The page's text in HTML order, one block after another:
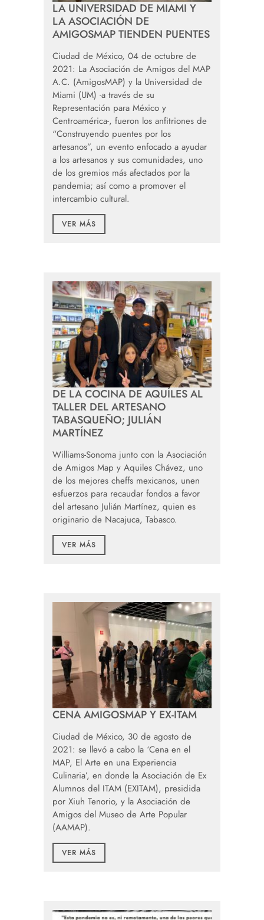
LA UNIVERSIDAD DE MIAMI Y
LA ASOCIACIÓN DE
AMIGOSMAP TIENDEN PUENTES
Ciudad de México, 04 de octubre de
2021: La Asociación de Amigos del MAP
A.C. (AmigosMAP) y la Universidad de
Miami (UM) -a través de su
Representación para México y
Centroamérica-, fueron los anfitriones de
“Construyendo puentes por los
artesanos”, un evento enfocado a ayudar
a los artesanos y sus comunidades, uno
de los gremios más afectados por la
pandemia; así como a promover el
intercambio cultural.
VER MÁS
DE LA COCINA DE AQUÍLES AL
TALLER DEL ARTESANO
TABASQUEÑO; JULIÁN
MARTÍNEZ
Williams-Sonoma junto con la Asociación
de Amigos Map y Aquiles Chávez, uno
de los mejores cheffs mexicanos, unen
esfuerzos para recaudar fondos a favor
del artesano Julián Martínez, quien es
originario de Nacajuca, Tabasco.
VER MÁS
CENA AMIGOSMAP Y EX-ITAM
Ciudad de México, 30 de agosto de
2021: se llevó a cabo la ‘Cena en el
MAP, El Arte en una Experiencia
Culinaria’, en donde la Asociación de Ex
Alumnos del ITAM (EXITAM), presidida
por Xiuh Tenorio, y la Asociación de
Amigos del Museo de Arte Popular
(AAMAP).
VER MÁS